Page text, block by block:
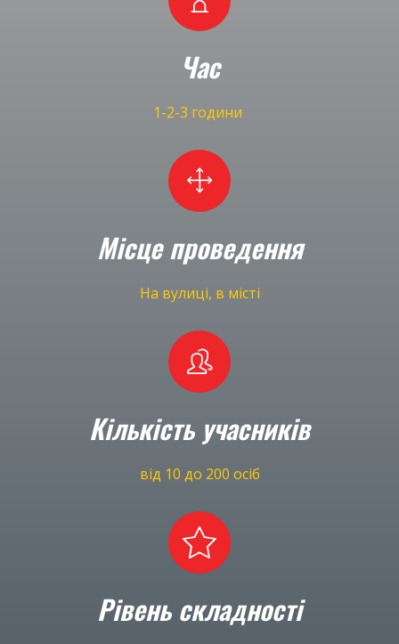
Час
1-2-3 години
Місце проведення
На вулиці, в місті
Кількість учасників
від 10 до 200 осіб
Рівень складності